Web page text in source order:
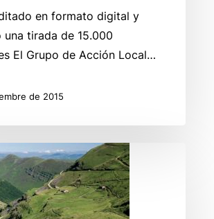
en formato digital y
una tirada de 15.000
El Grupo de Acción Local…
de 2015